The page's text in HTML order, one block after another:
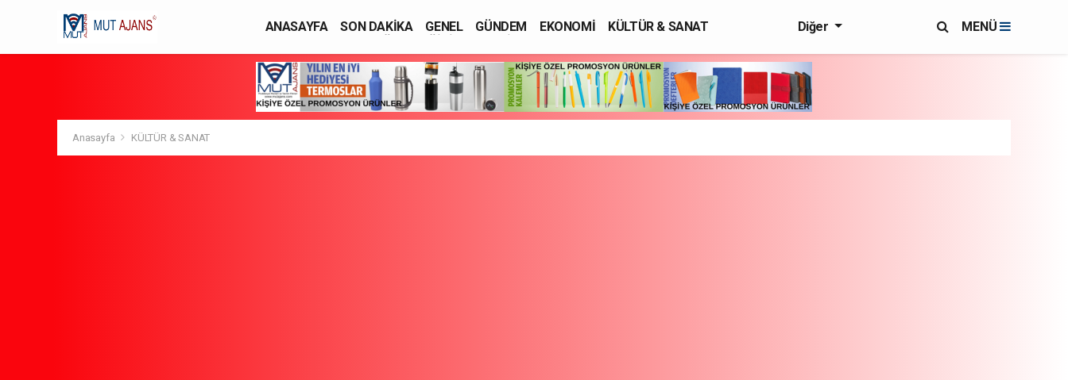
ANASAYFA SON DAKİKA GENEL GÜNDEM EKONOMİ
KÜLTÜR & SANAT
Diğer MENÜ
Anasayfa KÜLTÜR & SANAT